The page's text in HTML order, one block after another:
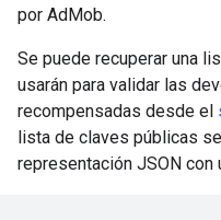
por AdMob.
Se puede recuperar una
usarán para validar las
recompensadas desde el
lista de claves públicas
representación JSON